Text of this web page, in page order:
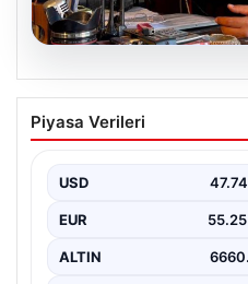
07.08.2026
Alkollü içki
İptal için
Piyasa Verileri
USD 47.74
EUR 55.25
ALTIN